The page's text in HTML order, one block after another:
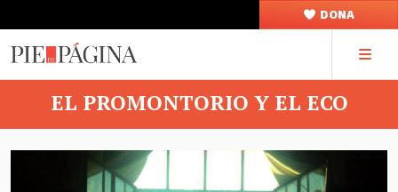
DONA
EL PROMONTORIO Y EL ECO